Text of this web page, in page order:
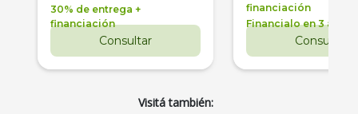
30% de entrega +
financiación
Consultar
financiación
Financialo en 3 años
Consultar
Visitá también: